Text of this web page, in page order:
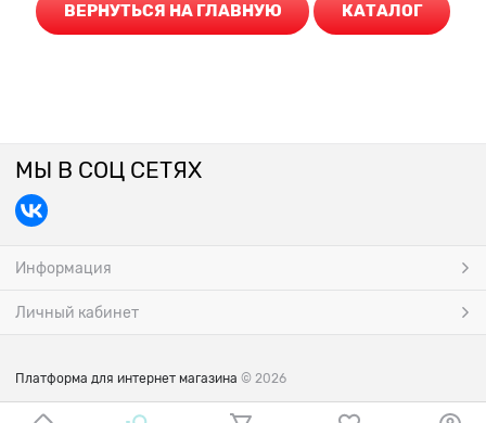
ВЕРНУТЬСЯ НА ГЛАВНУЮ КАТАЛОГ
МЫ В СОЦ СЕТЯХ
Информация
Личный кабинет
Платформа для интернет магазина © 2026